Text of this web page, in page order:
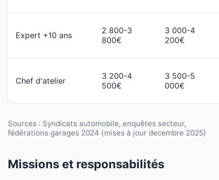
Expert +10 ans
2 800-3
800€
3 000-4
200€
Chef d'atelier
3 200-4
500€
3 500-5
000€
Sources : Syndicats automobile, enquêtes secteur,
fédérations garages 2024 (mises à jour decembre 2025)
Missions et responsabilités